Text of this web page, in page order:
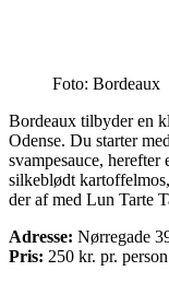
Foto: Bordeaux
Bordeaux tilbyder en
Odense. Du starter
svampesauce,
silkeblødt
der af med Lun Tarte
Adresse: Nørregade
Pris: 250 kr. pr.